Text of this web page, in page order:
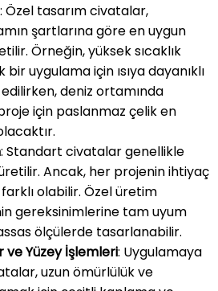
: Özel tasarım civatalar,
şartlarına göre en uygun
Örneğin, yüksek sıcaklık
bir uygulama için ısıya dayanıklı
deniz ortamında
için paslanmaz çelik en
: Standart civatalar genellikle
Ancak, her projenin ihtiyaç
olabilir. Özel üretim
gereksinimlerine tam uyum
ölçülerde tasarlanabilir.
Yüzey İşlemleri: Uygulamaya
uzun ömürlülük ve